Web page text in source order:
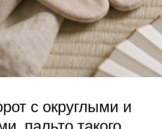
с округлыми и